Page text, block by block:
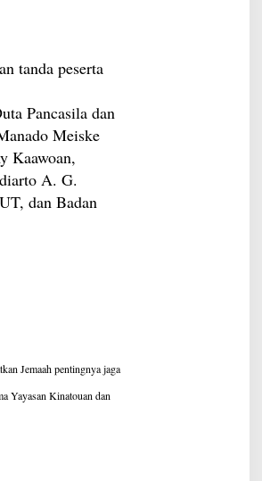
tanda peserta
Pancasila dan
Meiske
Kaawoan,
A. G.
dan Badan
Jemaah pentingnya jaga
Yayasan Kinatouan dan